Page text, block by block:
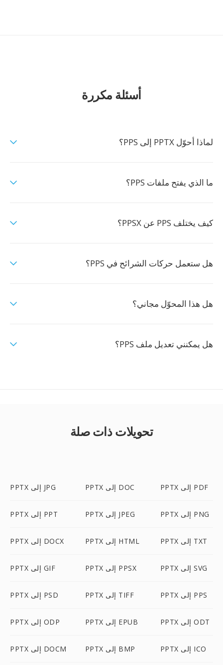
أسئلة مكررة
لماذا أحوّل PPTX إلى PPS؟
ما الذي يفتح ملفات PPS؟
كيف يختلف PPS عن PPSX؟
هل ستعمل حركات الشرائح في PPS؟
هل هذا المحوّل مجاني؟
هل يمكنني تعديل ملف PPS؟
تحويلات ذات صلة
PPTX إلى JPG PPTX إلى DOC PPTX إلى PDF
PPTX إلى PPT PPTX إلى JPEG PPTX إلى PNG
PPTX إلى DOCX PPTX إلى HTML PPTX إلى TXT
PPTX إلى GIF PPTX إلى PPSX PPTX إلى SVG
PPTX إلى PSD PPTX إلى TIFF PPTX إلى PPS
PPTX إلى ODP PPTX إلى EPUB PPTX إلى ODT
PPTX إلى DOCM PPTX إلى BMP PPTX إلى ICO